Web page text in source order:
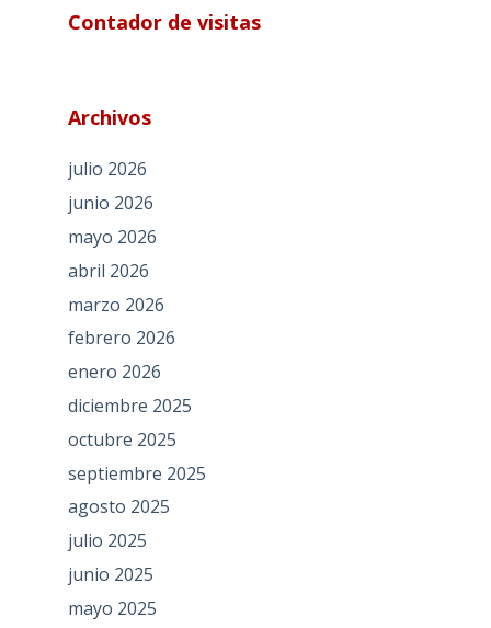
Contador de visitas
Archivos
julio 2026
junio 2026
mayo 2026
abril 2026
marzo 2026
febrero 2026
enero 2026
diciembre 2025
octubre 2025
septiembre 2025
agosto 2025
julio 2025
junio 2025
mayo 2025